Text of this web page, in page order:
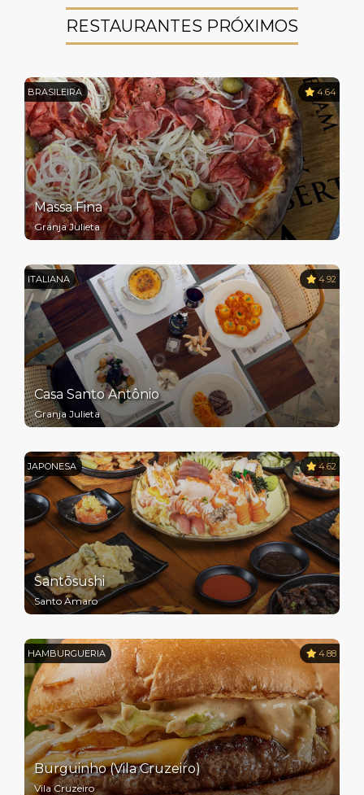
RESTAURANTES PRÓXIMOS
BRASILEIRA 4.64
Massa Fina
Granja Julieta
ITALIANA 4.92
Casa Santo Antônio
Granja Julieta
JAPONESA 4.62
Santōsushi
Santo Amaro
HAMBURGUERIA 4.88
Burguinho (Vila Cruzeiro)
Vila Cruzeiro